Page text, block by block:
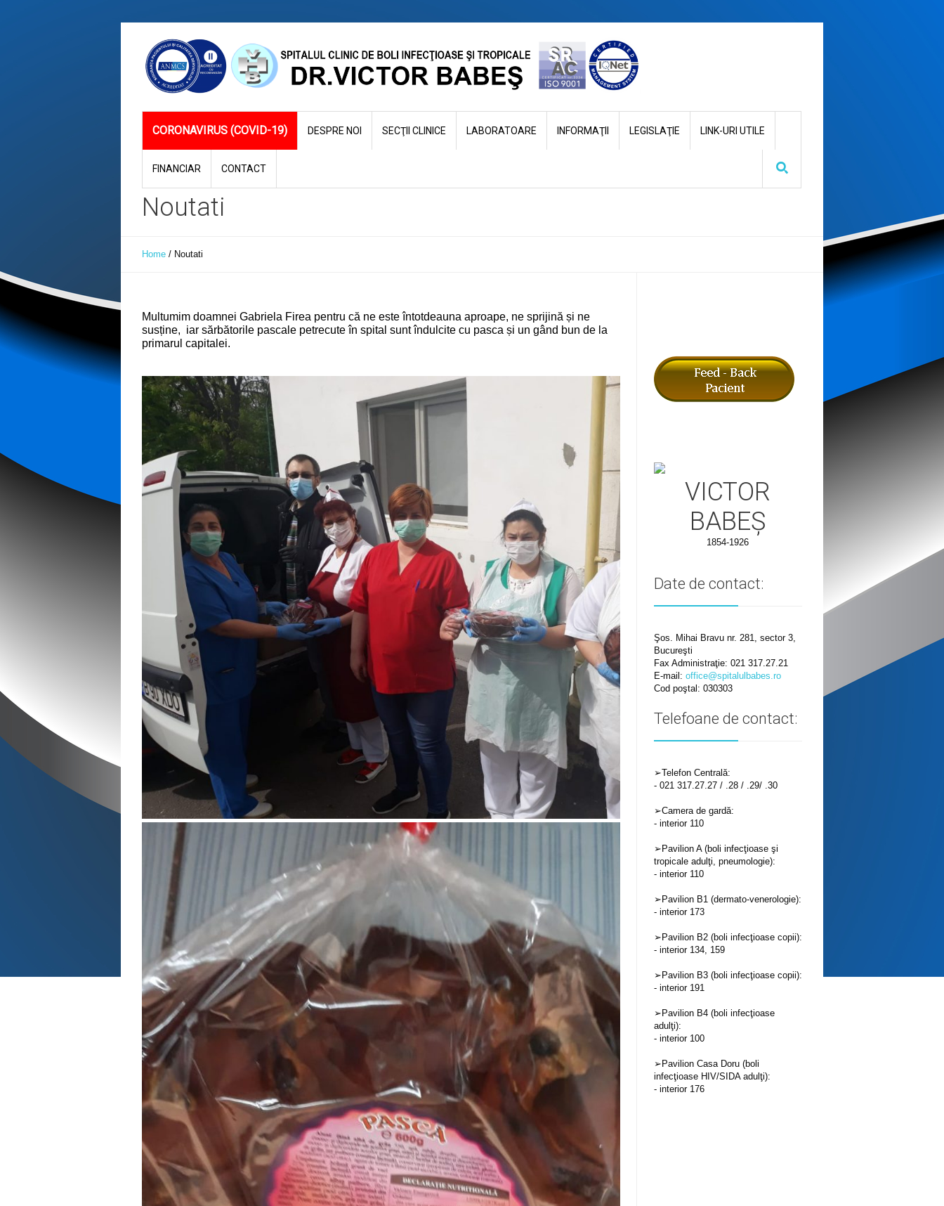
CORONAVIRUS (COVID-19) DESPRE NOI SECŢII CLINICE LABORATOARE INFORMAŢII LEGISLAŢIE LINK-URI UTILE
FINANCIAR CONTACT
Noutati
Home / Noutati
Multumim doamnei Gabriela Firea pentru că ne este întotdeauna aproape, ne sprijină și ne
susține, iar sărbătorile pascale petrecute în spital sunt îndulcite cu pasca și un gând bun de la
primarul capitalei.
VICTOR
BABEȘ
1854-1926
Date de contact:
Şos. Mihai Bravu nr. 281, sector 3,
Bucureşti
Fax Administraţie: 021 317.27.21
E-mail: office@spitalulbabes.ro
Cod poştal: 030303
Telefoane de contact:
➢Telefon Centrală:
- 021 317.27.27 / .28 / .29/ .30
➢Camera de gardă:
- interior 110
➢Pavilion A (boli infecţioase şi
tropicale adulţi, pneumologie):
- interior 110
➢Pavilion B1 (dermato-venerologie):
- interior 173
➢Pavilion B2 (boli infecţioase copii):
- interior 134, 159
➢Pavilion B3 (boli infecţioase copii):
- interior 191
➢Pavilion B4 (boli infecţioase
adulţi):
- interior 100
➢Pavilion Casa Doru (boli
infecţioase HIV/SIDA adulţi):
- interior 176